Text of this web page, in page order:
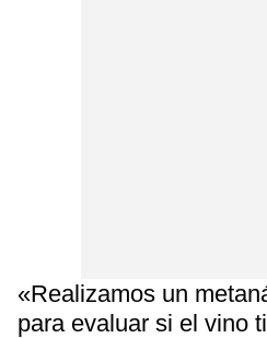
«Realizamos un
para evaluar si el vino